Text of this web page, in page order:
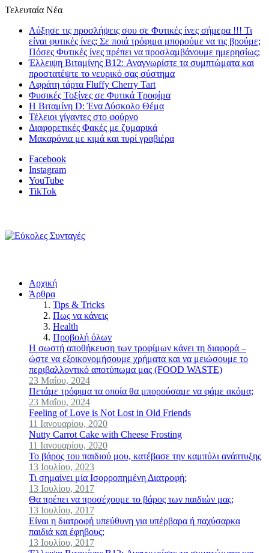
Τελευταία Νέα
Αύξησε τις προσλήψεις σου σε Φυτικές ίνες σήμερα !!! Τι
είναι φυτικές ίνες; Σε ποιά τρόφιμα μπορούμε να τις βρούμε;
Πόσες Φυτικές ίνες πρέπει να προσλαμβάνουμε ημερησίως;
Έλλειψη Βιταμίνης B12: Αναγνωρίστε τα συμπτώματα και
προστατέψτε το νευρικό σας σύστημα
Αφράτη τάρτα Fluffy Cherry Tart
Φυσικές Τοξίνες σε Φυτικά Τροφίμα
Η Βιταμίνη D: Ένα Δύσκολο Θέμα
Τέλειοι γίγαντες στο φούρνο
Διαφορετικές Φακές με ζυμαρικά
Μακαρόνια με κιμά και τυρί γραβιέρα
Facebook
Instagram
YouTube
TikTok
Αρχική
Άρθρα
Tips & Tricks
Πως να κάνεις
Health
Προβολή όλων
Η σωστή αποθήκευση των τροφίμων κάνει τη διαφορά –
ώστε να εξοικονομήσουμε χρήματα και να μειώσουμε το
περιβαλλοντικό αποτύπωμα μας (FOOD WASTE)
23 Μαΐου, 2024
Πετάμε τρόφιμα τα οποία θα μπορούσαμε να φάμε ακόμα;
23 Μαΐου, 2024
Feeling of Love is Not Lost in Old Friends
11 Ιανουαρίου, 2020
Nutty Carrot Cake with Cheese Frosting
11 Ιανουαρίου, 2020
Το βάρος του παιδιού μου, κατέβασε την καμπύλι ανάπτυξης
13 Ιουλίου, 2023
Τι σημαίνει μία Ισορροπημένη Διατροφή;
13 Ιουλίου, 2017
Θα πρέπει να προσέχουμε το βάρος των παιδιών μας;
13 Ιουλίου, 2017
Είναι η διατροφή υπεύθυνη για υπέρβαρα ή παχύσαρκα
παιδιά και έφηβους;
13 Ιουλίου, 2017